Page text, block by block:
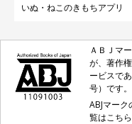
いぬ・ねこのきもちアプリ
ＡＢＪマ
が、著作
ービスで
号）です。
ABJマー
覧はこち